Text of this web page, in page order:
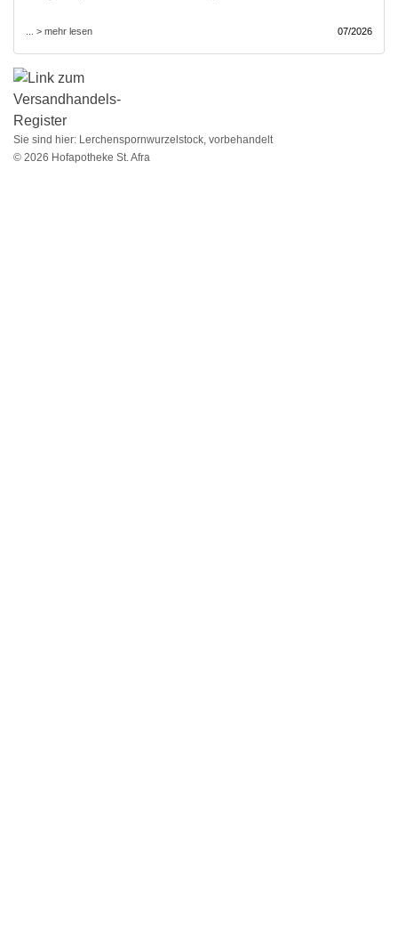
... > mehr lesen 07/2026
Sie sind hier: Lerchenspornwurzelstock, vorbehandelt
© 2026 Hofapotheke St. Afra